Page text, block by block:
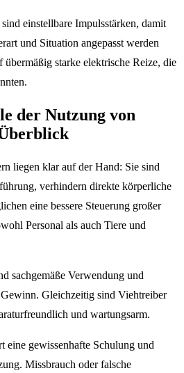
einstellbare Impulsstärken, damit
und Situation angepasst werden
starke elektrische Reize, die
der Nutzung von
liegen klar auf der Hand: Sie sind
verhindern direkte körperliche
eine bessere Steuerung großer
Personal als auch Tiere und
sachgemäße Verwendung und
Gleichzeitig sind Viehtreiber
und wartungsarm.
eine gewissenhafte Schulung und
Missbrauch oder falsche